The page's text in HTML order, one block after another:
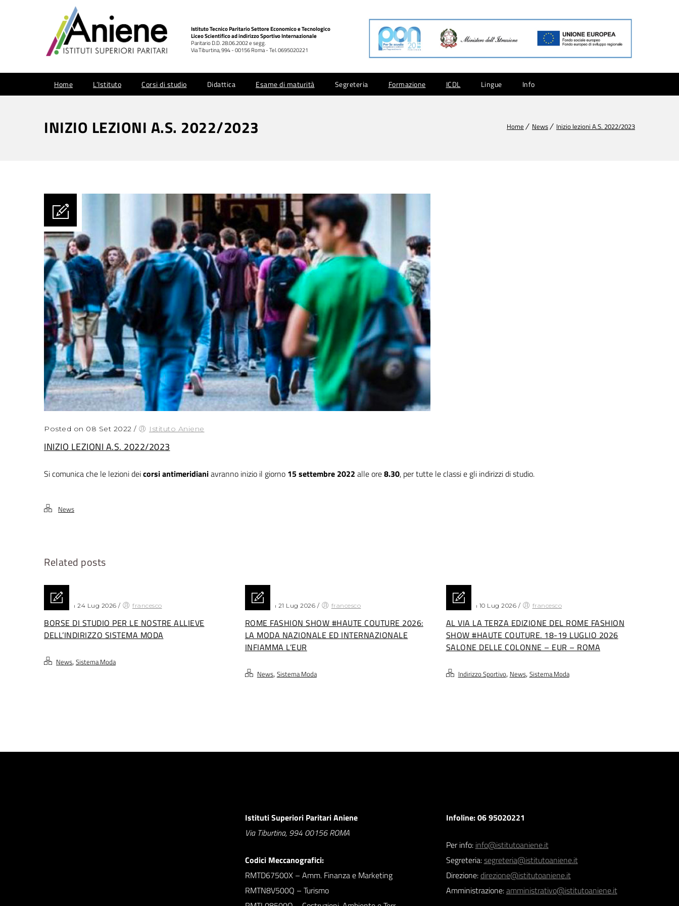
Istituto Tecnico Paritario Settore Economico e Tecnologico
Liceo Scientifico ad indirizzo Sportivo Internazionale
Paritario D.D. 28.06.2002 e segg.
Via Tiburtina, 994 - 00156 Roma - Tel. 0695020221
Home L’Istituto Corsi di studio Didattica Esame di maturità Segreteria Formazione ICDL Lingue Info
INIZIO LEZIONI A.S. 2022/2023 Home News Inizio lezioni A.S. 2022/2023
Posted on 08 Set 2022 / Istituto Aniene
INIZIO LEZIONI A.S. 2022/2023
Si comunica che le lezioni deicorsi antimeridianiavranno inizio il giorno 15 settembre 2022 alle ore8.30, per tutte le classi e gli indirizzi di studio.
News
Related posts
Posted on 24 Lug 2026 / francesco
BORSE DI STUDIO PER LE NOSTRE ALLIEVE
DELL’INDIRIZZO SISTEMA MODA
News, Sistema Moda
Posted on 21 Lug 2026 / francesco
ROME FASHION SHOW #HAUTE COUTURE 2026:
LA MODA NAZIONALE ED INTERNAZIONALE
INFIAMMA L’EUR
News, Sistema Moda
Posted on 10 Lug 2026 / francesco
AL VIA LA TERZA EDIZIONE DEL ROME FASHION
SHOW #HAUTE COUTURE. 18-19 LUGLIO 2026
SALONE DELLE COLONNE – EUR – ROMA
Indirizzo Sportivo, News, Sistema Moda
Istituti Superiori Paritari Aniene
Via Tiburtina, 994 00156 ROMA
Codici Meccanografici:
RMTD67500X – Amm. Finanza e Marketing
RMTN8V500Q – Turismo
Infoline: 06 95020221
Per info: info@istitutoaniene.it
Segreteria:segreteria@istitutoaniene.it
Direzione: direzione@istitutoaniene.it
Amministrazione:amministrativo@istitutoaniene.it